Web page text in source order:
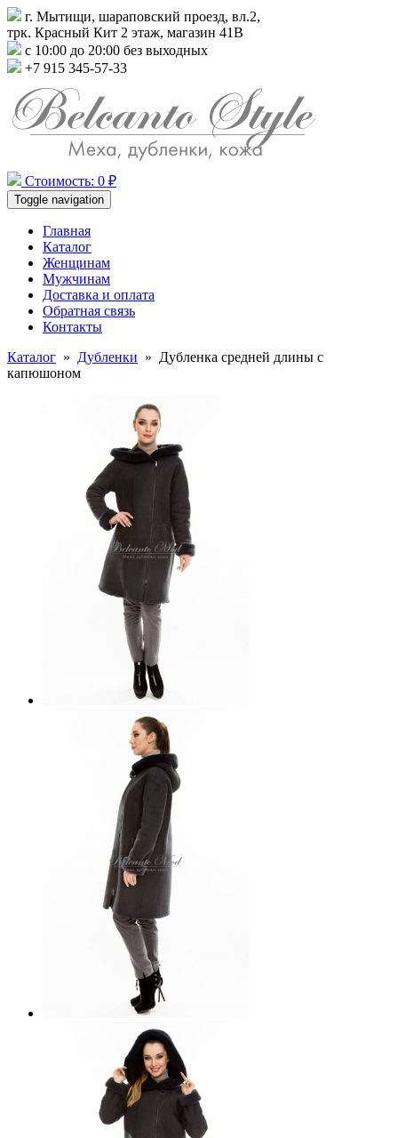
г. Мытищи, шараповский проезд, вл.2,
трк. Красный Кит 2 этаж, магазин 41В
с 10:00 до 20:00 без выходных
+7 915 345-57-33
Стоимость: 0 ₽
Toggle navigation
Главная
Каталог
Женщинам
Мужчинам
Доставка и оплата
Обратная связь
Контакты
Каталог » Дубленки » Дубленка средней длины с
капюшоном